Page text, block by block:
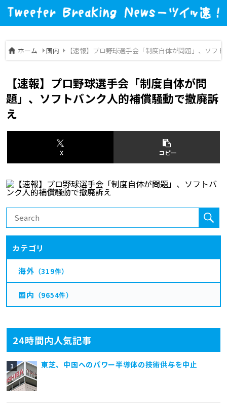
ホーム 国内 【速報】プロ野球選手会「制度自体が問題」、ソフ
24時間内人気記事
東芝、中国へのパワー半導体の技術供与を中止
【速報】プロ野球選手会「制度自体が問
題」、ソフトバンク人的補償騒動で撤廃訴
え
X コピー
カテゴリ
海外 （319件）
国内 （9654件）